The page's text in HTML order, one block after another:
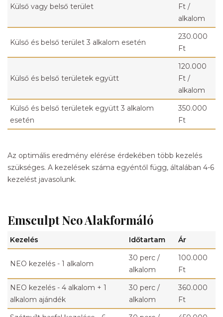
Külső vagy belső terület
Ft /
alkalom
Külső és belső terület 3 alkalom esetén
230.000
Ft
Külső és belső területek együtt
120.000
Ft /
alkalom
Külső és belső területek együtt 3 alkalom
esetén
350.000
Ft
Az optimális eredmény elérése érdekében több kezelés
szükséges. A kezelések száma egyéntől függ, általában 4-6
kezelést javasolunk.
Emsculpt Neo Alakformáló
Kezelés Időtartam Ár
NEO kezelés - 1 alkalom
30 perc /
alkalom
100.000
Ft
NEO kezelés - 4 alkalom + 1
alkalom ajándék
30 perc /
alkalom
360.000
Ft